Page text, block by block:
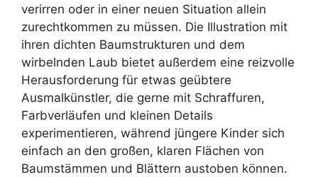
verirren oder in einer neuen Situation allein
zurechtkommen zu müssen. Die Illustration mit
ihren dichten Baumstrukturen und dem
wirbelnden Laub bietet außerdem eine reizvolle
Herausforderung für etwas geübtere
Ausmalkünstler, die gerne mit Schraffuren,
Farbverläufen und kleinen Details
experimentieren, während jüngere Kinder sich
einfach an den großen, klaren Flächen von
Baumstämmen und Blättern austoben können.